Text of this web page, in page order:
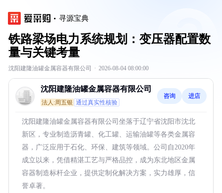
寻源宝典
铁路梁场电力系统规划：变压器配置数
量与关键考量
沈阳建隆油罐金属容器有限公司 · 2026-08-04 08:00:00
沈阳建隆油罐金属容器有限公司
法人:周五银 通过真实性核验
咨询 进店
沈阳建隆油罐金属容器有限公司坐落于辽宁省沈阳市沈北
新区，专业制造沥青罐、化工罐、运输油罐等各类金属容
器，广泛应用于石化、环保、建筑等领域。公司自2020年
成立以来，凭借精湛工艺与严格品控，成为东北地区金属
容器制造标杆企业，提供定制化解决方案，实力雄厚，信
誉卓著。